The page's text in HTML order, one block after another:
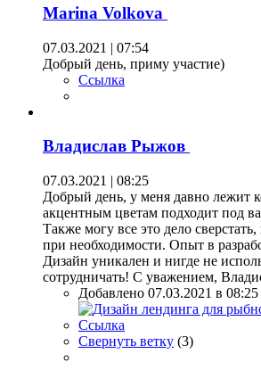
Marina Volkova
07.03.2021 | 07:54
Добрый день, приму участие)
Ссылка
Владислав Рыжов
07.03.2021 | 08:25
Добрый день, у меня давно лежит
акцентным цветам подходит под
Также могу все это дело
при необходимости. Опыт в
Дизайн уникален и нигде не
сотрудничать! С уважением,
Добавлено 07.03.2021 в 08:25
Ссылка
Свернуть ветку (3)